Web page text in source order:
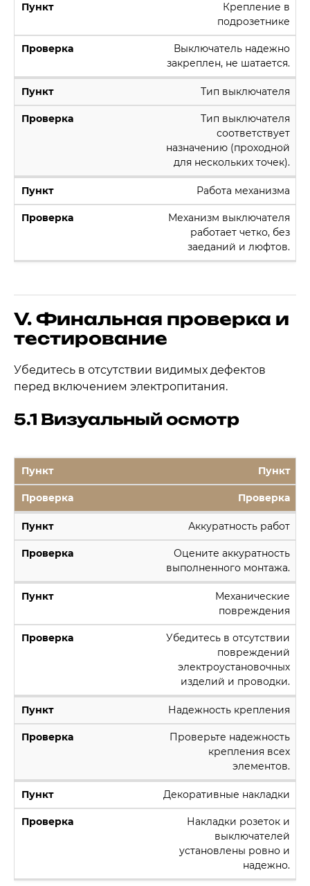
Крепление в
подрозетнике
Выключатель надежно
закреплен, не шатается.
Тип выключателя
Тип выключателя
соответствует
назначению (проходной
для нескольких точек).
Работа механизма
Механизм выключателя
работает четко, без
заеданий и люфтов.
V. Финальная проверка и
тестирование
Убедитесь в отсутствии видимых дефектов
перед включением электропитания.
5.1 Визуальный осмотр
Пункт
Проверка
Аккуратность работ
Оцените аккуратность
выполненного монтажа.
Механические
повреждения
Убедитесь в отсутствии
повреждений
электроустановочных
изделий и проводки.
Надежность крепления
Проверьте надежность
крепления всех
элементов.
Декоративные накладки
Накладки розеток и
выключателей
установлены ровно и
надежно.